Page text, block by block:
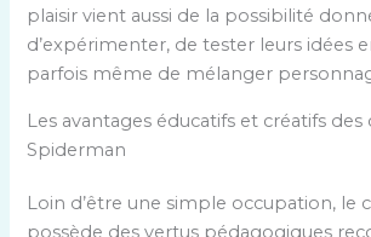
plaisir vient aussi de la possibilité
d’expérimenter, de tester leurs idées
parfois même de mélanger
Les avantages éducatifs et créatifs des
Spiderman
Loin d’être une simple occupation, le
possède des vertus pédagogiques